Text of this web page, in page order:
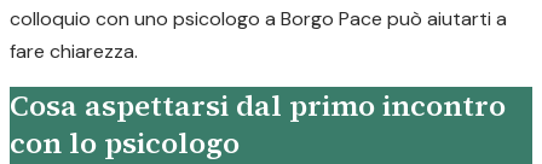
colloquio con uno psicologo a Borgo Pace può aiutarti a
fare chiarezza.
Cosa aspettarsi dal primo incontro
con lo psicologo